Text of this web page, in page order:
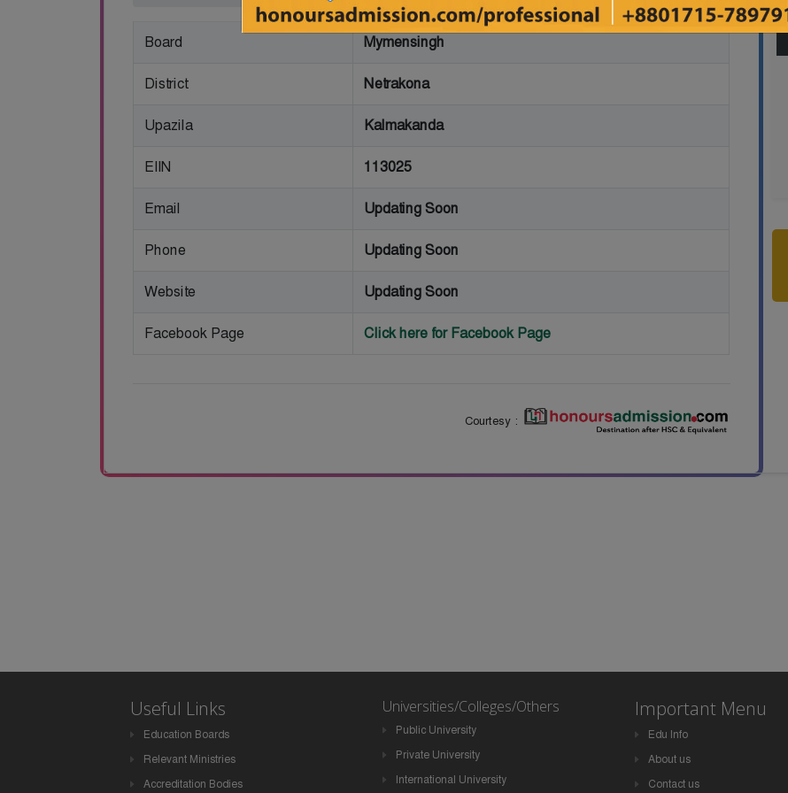
Board Mymensingh
District Netrakona
Upazila Kalmakanda
EIIN 113025
Email Updating Soon
Phone Updating Soon
Website Updating Soon
Facebook Page Click here for Facebook Page
Courtesy :
Useful Links
Education Boards
Relevant Ministries
Accreditation Bodies
Universities/Colleges/Others
Public University
Private University
International University
Important Menu
Edu Info
About us
Contact us